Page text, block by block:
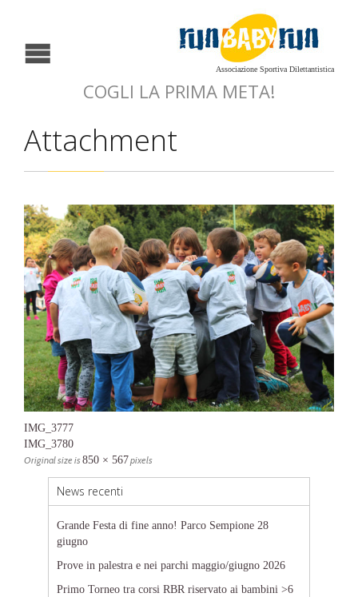
Associazione Sportiva Dilettantistica
COGLI LA PRIMA META!
Attachment
IMG_3777
IMG_3780
Original size is850 × 567pixels
News recenti
Grande Festa di fine anno! Parco Sempione 28
giugno
Prove in palestra e nei parchi maggio/giugno 2026
Primo Torneo tra corsi RBR riservato ai bambini >6